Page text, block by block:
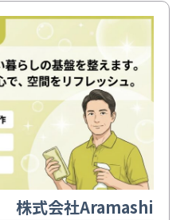
株式会社Aramashi